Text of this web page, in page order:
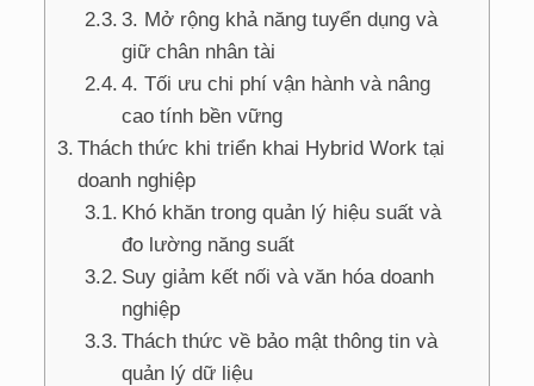
3. Mở rộng khả năng tuyển dụng và
giữ chân nhân tài
4. Tối ưu chi phí vận hành và nâng
cao tính bền vững
Thách thức khi triển khai Hybrid Work tại
doanh nghiệp
Khó khăn trong quản lý hiệu suất và
đo lường năng suất
Suy giảm kết nối và văn hóa doanh
nghiệp
Thách thức về bảo mật thông tin và
quản lý dữ liệu